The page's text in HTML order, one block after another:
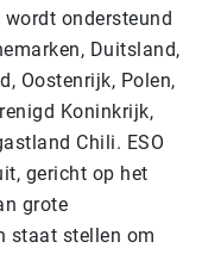
ondersteund
Duitsland,
Oostenrijk, Polen,
Koninkrijk,
Chili. ESO
gericht op het
grote
staat stellen om